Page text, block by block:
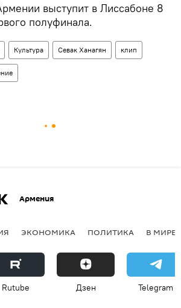
выступит в Лиссабоне 8
полуфинала.
Культура Севак Ханагян клип
Армения
ЭКОНОМИКА ПОЛИТИКА В МИРЕ
Rutube Дзен Telegram